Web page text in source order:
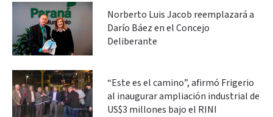
Norberto Luis Jacob reemplazará a
Darío Báez en el Concejo
Deliberante
“Este es el camino”, afirmó Frigerio
al inaugurar ampliación industrial de
US$3 millones bajo el RINI